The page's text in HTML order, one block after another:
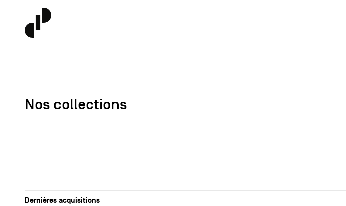
Nos collections
Dernières acquisitions